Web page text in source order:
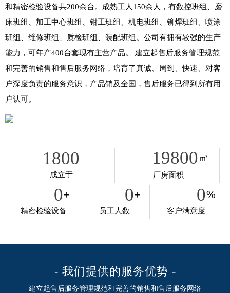
和精密检验设备共200余台。成熟工人150余人，有数控班组、磨
床班组、加工中心班组、钳工班组、机电班组、铆焊班组、喷涂
班组、维修班组、质检班组、装配班组。公司有拥有较强的生产
能力，可年产400台套现有主营产品。 建立起售后服务管理规范
和完善的销售和售后服务网络，培育了真诚、周到、快速、对客
户深度负责的服务意识，产品销及全国，售后服务已得到所有用
户认可。
1800
成立于
19800 ㎡
厂房面积
0+
精密检验设备
0+
员工人数
0%
客户满意度
- 我们提供的服务优势 -
建立起售后服务管理规范和完善的销售和售后服务网络